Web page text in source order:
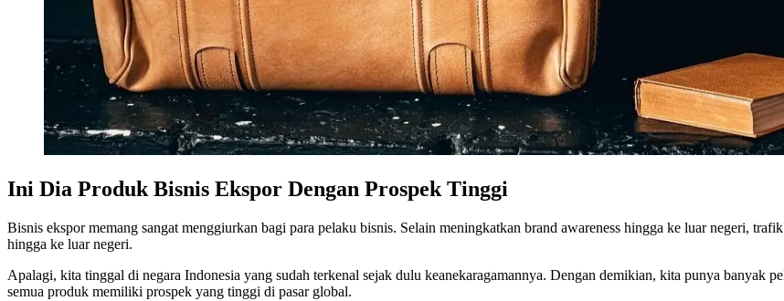
Ini Dia Produk Bisnis Ekspor Dengan Prospek Tinggi
Bisnis ekspor memang sangat menggiurkan bagi para pelaku bisnis. Selain meningkatkan brand awareness hingga ke luar negeri,
hingga ke luar negeri.
Apalagi, kita tinggal di negara Indonesia yang sudah terkenal sejak dulu keanekaragamannya. Dengan demikian, kita punya banyak
semua produk memiliki prospek yang tinggi di pasar global.